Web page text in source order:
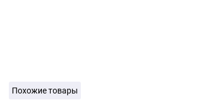
Похожие товары